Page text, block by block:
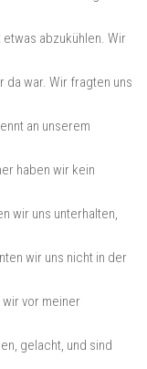
abzukühlen. Wir
da war. Wir fragten uns
an unserem
haben wir kein
wir uns unterhalten,
wir uns nicht in der
wir vor meiner
gelacht, und sind